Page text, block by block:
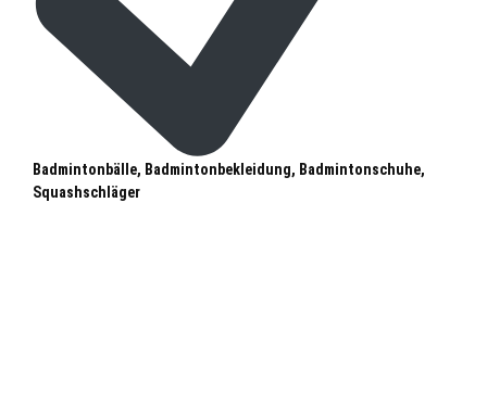
Badmintonbälle, Badmintonbekleidung, Badmintonschuhe,
Squashschläger